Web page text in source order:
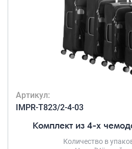
Артикул:
IMPR-T823/2-4-03
Комплект из 4-х
Количество в